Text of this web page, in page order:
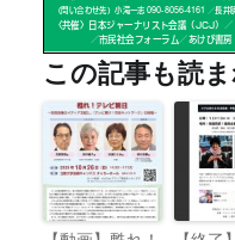
この記事も読